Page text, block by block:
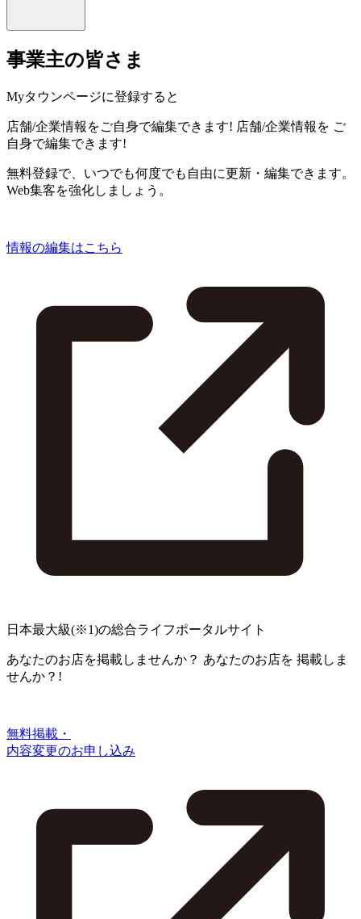
事業主の皆さま
Myタウンページに登録すると
店舗/企業情報をご自身で編集できます! 店舗/企業情報を ご
自身で編集できます!
無料登録で、いつでも何度でも自由に更新・編集できます。
Web集客を強化しましょう。
情報の編集はこちら
日本最大級(※1)の総合ライフポータルサイト
あなたのお店を掲載しませんか？ あなたのお店を 掲載しま
せんか？!
無料掲載・
内容変更のお申し込み